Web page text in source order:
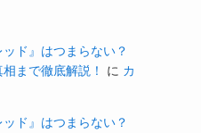
ッド』はつまらない？
まで徹底解説！
に カ
ッド』はつまらない？